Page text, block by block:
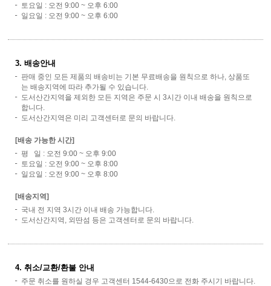
토요일 : 오전 9:00 ~ 오후 6:00
일요일 : 오전 9:00 ~ 오후 6:00
3. 배송안내
판매 중인 모든 제품의 배송비는 기본 무료배송을 원칙으로 하나, 상품또
는 배송지역에 따라 추가될 수 있습니다.
도서산간지역을 제외한 모든 지역은 주문 시 3시간 이내 배송을 원칙으로
합니다.
도서산간지역은 미리 고객센터로 문의 바랍니다.
[배송 가능한 시간]
평 일 : 오전 9:00 ~ 오후 9:00
토요일 : 오전 9:00 ~ 오후 8:00
일요일 : 오전 9:00 ~ 오후 8:00
[배송지역]
국내 전 지역 3시간 이내 배송 가능합니다.
도서산간지역, 외딴섬 등은 고객센터로 문의 바랍니다.
4. 취소/교환/환불 안내
주문 취소를 원하실 경우 고객센터 1544-6430으로 전화 주시기 바랍니다.